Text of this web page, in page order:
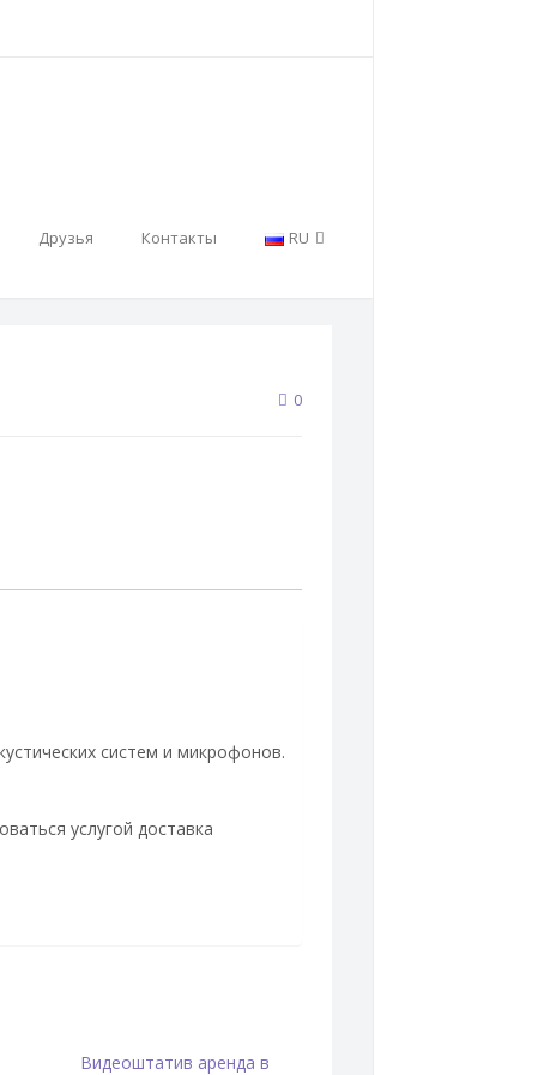
Друзья Контакты RU
0
систем и микрофонов.
услугой доставка
Видеоштатив аренда в